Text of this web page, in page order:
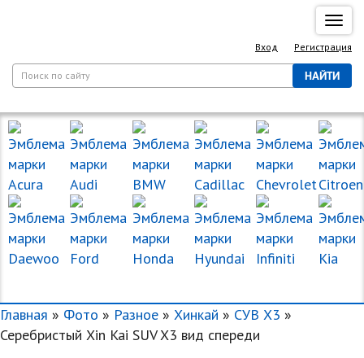
Вход Регистрация
НАЙТИ
Главная » Фото » Разное » Хинкай » СУВ Х3 »
Серебристый Xin Kai SUV X3 вид спереди